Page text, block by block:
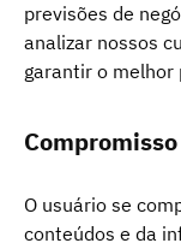
previsões de
analizar nossos
garantir o melhor
O usuário se
conteúdos e da